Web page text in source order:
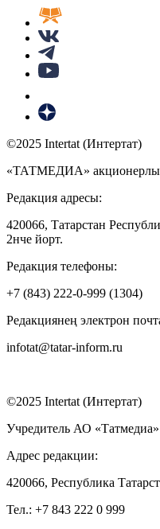
©2025 Intertat (Интертат)
«ТАТМЕДИА»
Редакция адресы:
420066, Татарстан
2нче йорт.
Редакция телефоны:
+7 (843) 222-0-999 (1304)
Редакциянең электрон
infotat@tatar-inform.ru
©2025 Intertat (Интертат)
Учредитель АО «Татмедиа»
Адрес редакции:
420066, Республика
Тел.: +7 843 222 0 999